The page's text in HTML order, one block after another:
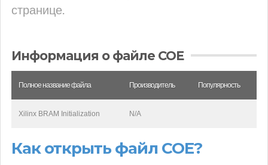
странице.
Информация о файле COE
Полное название файла Производитель Популярность
Xilinx BRAM Initialization N/A
Как открыть файл COE?